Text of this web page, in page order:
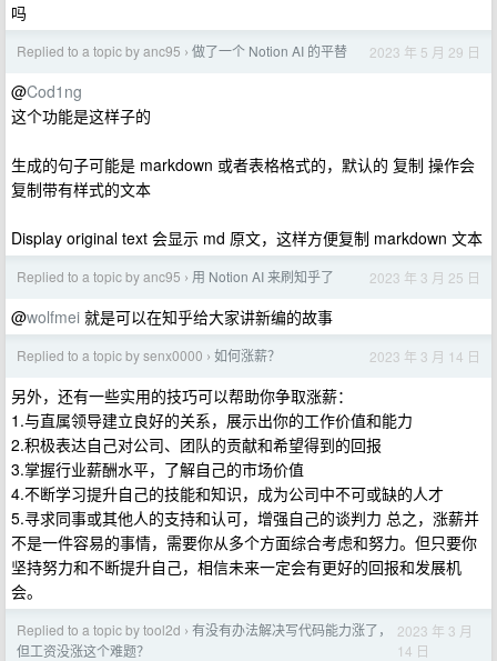
吗
Replied to a topic by anc95 › 做了一个 Notion AI 的平替 2023 年 5 月 29 日
@Cod1ng
这个功能是这样子的
生成的句子可能是 markdown 或者表格格式的，默认的 复制 操作会
复制带有样式的文本
Display original text 会显示 md 原文，这样方便复制 markdown 文本
Replied to a topic by anc95 › 用 Notion AI 来刷知乎了 2023 年 3 月 25 日
@wolfmei 就是可以在知乎给大家讲新编的故事
Replied to a topic by senx0000 › 如何涨薪？ 2023 年 3 月 14 日
另外，还有一些实用的技巧可以帮助你争取涨薪：
1.与直属领导建立良好的关系，展示出你的工作价值和能力
2.积极表达自己对公司、团队的贡献和希望得到的回报
3.掌握行业薪酬水平，了解自己的市场价值
4.不断学习提升自己的技能和知识，成为公司中不可或缺的人才
5.寻求同事或其他人的支持和认可，增强自己的谈判力 总之，涨薪并
不是一件容易的事情，需要你从多个方面综合考虑和努力。但只要你
坚持努力和不断提升自己，相信未来一定会有更好的回报和发展机
会。
Replied to a topic by tool2d › 有没有办法解决写代码能力涨了，
但工资没涨这个难题？
2023 年 3 月
14 日